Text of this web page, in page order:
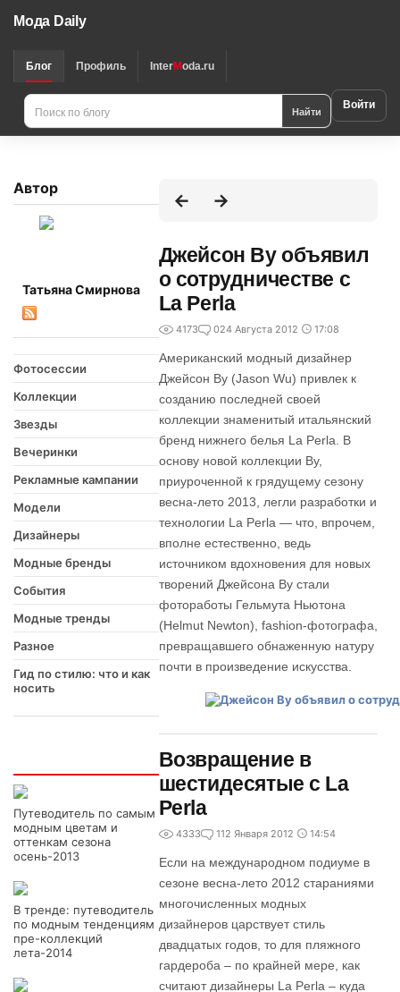
Мода Daily
Блог Профиль InterModa.ru
Найти Войти
Автор
Татьяна Смирнова
Фотосессии
Коллекции
Звезды
Вечеринки
Рекламные кампании
Модели
Дизайнеры
Модные бренды
События
Модные тренды
Разное
Гид по стилю: что и как
носить
Путеводитель по самым
модным цветам и
оттенкам сезона
осень-2013
В тренде: путеводитель
по модным тенденциям
пре-коллекций
лета-2014
Джейсон Ву объявил
о сотрудничестве с
La Perla
4173 024 Августа 2012 17:08
Американский модный дизайнер
Джейсон Ву (Jason Wu) привлек к
созданию последней своей
коллекции знаменитый итальянский
бренд нижнего белья La Perla. В
основу новой коллекции Ву,
приуроченной к грядущему сезону
весна-лето 2013, легли разработки и
технологии La Perla — что, впрочем,
вполне естественно, ведь
источником вдохновения для новых
творений Джейсона Ву стали
фотоработы Гельмута Ньютона
(Helmut Newton), fashion-фотографа,
превращавшего обнаженную натуру
почти в произведение искусства.
Возвращение в
шестидесятые с La
Perla
4333 112 Января 2012 14:54
Если на международном подиуме в
сезоне весна-лето 2012 стараниями
многочисленных модных
дизайнеров царствует стиль
двадцатых годов, то для пляжного
гардероба – по крайней мере, как
считают дизайнеры La Perla – куда